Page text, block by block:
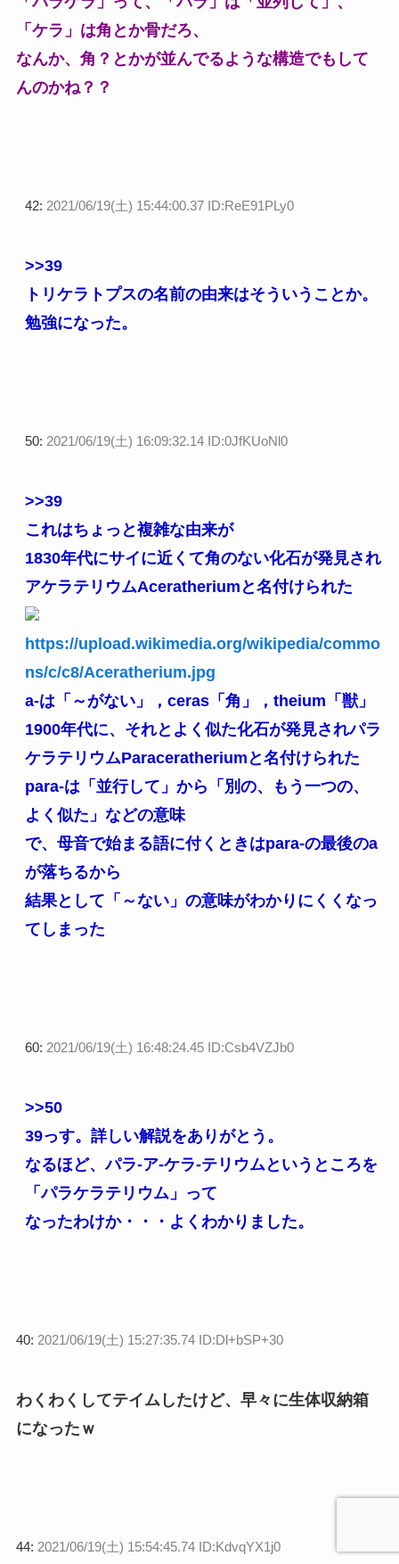
「ケラ」は角とか骨だろ、
なんか、角？とかが並んでるような構造でもして
んのかね？？
42: 2021/06/19(土) 15:44:00.37 ID:ReE91PLy0
>>39
トリケラトプスの名前の由来はそういうことか。
勉強になった。
50: 2021/06/19(土) 16:09:32.14 ID:0JfKUoNl0
>>39
これはちょっと複雑な由来が
1830年代にサイに近くて角のない化石が発見され
アケラテリウムAceratheriumと名付けられた
https://upload.wikimedia.org/wikipedia/commo
ns/c/c8/Aceratherium.jpg
a-は「～がない」，ceras「角」，theium「獣」
1900年代に、それとよく似た化石が発見されパラ
ケラテリウムParaceratheriumと名付けられた
para-は「並行して」から「別の、もう一つの、
よく似た」などの意味
で、母音で始まる語に付くときはpara-の最後のa
が落ちるから
結果として「～ない」の意味がわかりにくくなっ
てしまった
60: 2021/06/19(土) 16:48:24.45 ID:Csb4VZJb0
>>50
39っす。詳しい解説をありがとう。
なるほど、パラ-ア-ケラ-テリウムというところを
「パラケラテリウム」って
なったわけか・・・よくわかりました。
40: 2021/06/19(土) 15:27:35.74 ID:Dl+bSP+30
わくわくしてテイムしたけど、早々に生体収納箱
になったｗ
44: 2021/06/19(土) 15:54:45.74 ID:KdvqYX1j0